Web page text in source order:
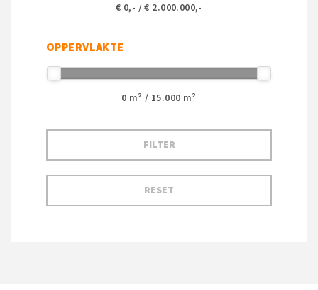
€ 0,- / € 2.000.000,-
OPPERVLAKTE
0 m² / 15.000 m²